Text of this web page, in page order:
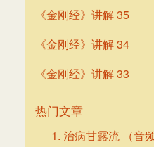
《金刚经》讲解 35
《金刚经》讲解 34
《金刚经》讲解 33
热门文章
治病甘露流 （音